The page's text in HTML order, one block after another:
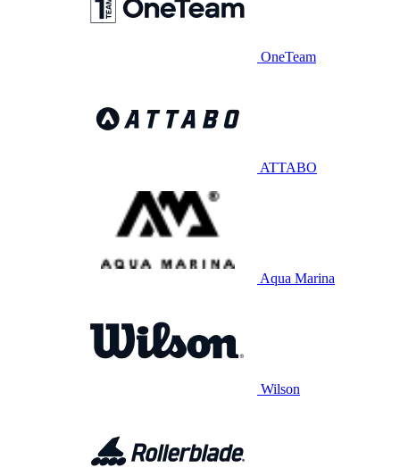
OneTeam
ATTABO
Aqua Marina
Wilson